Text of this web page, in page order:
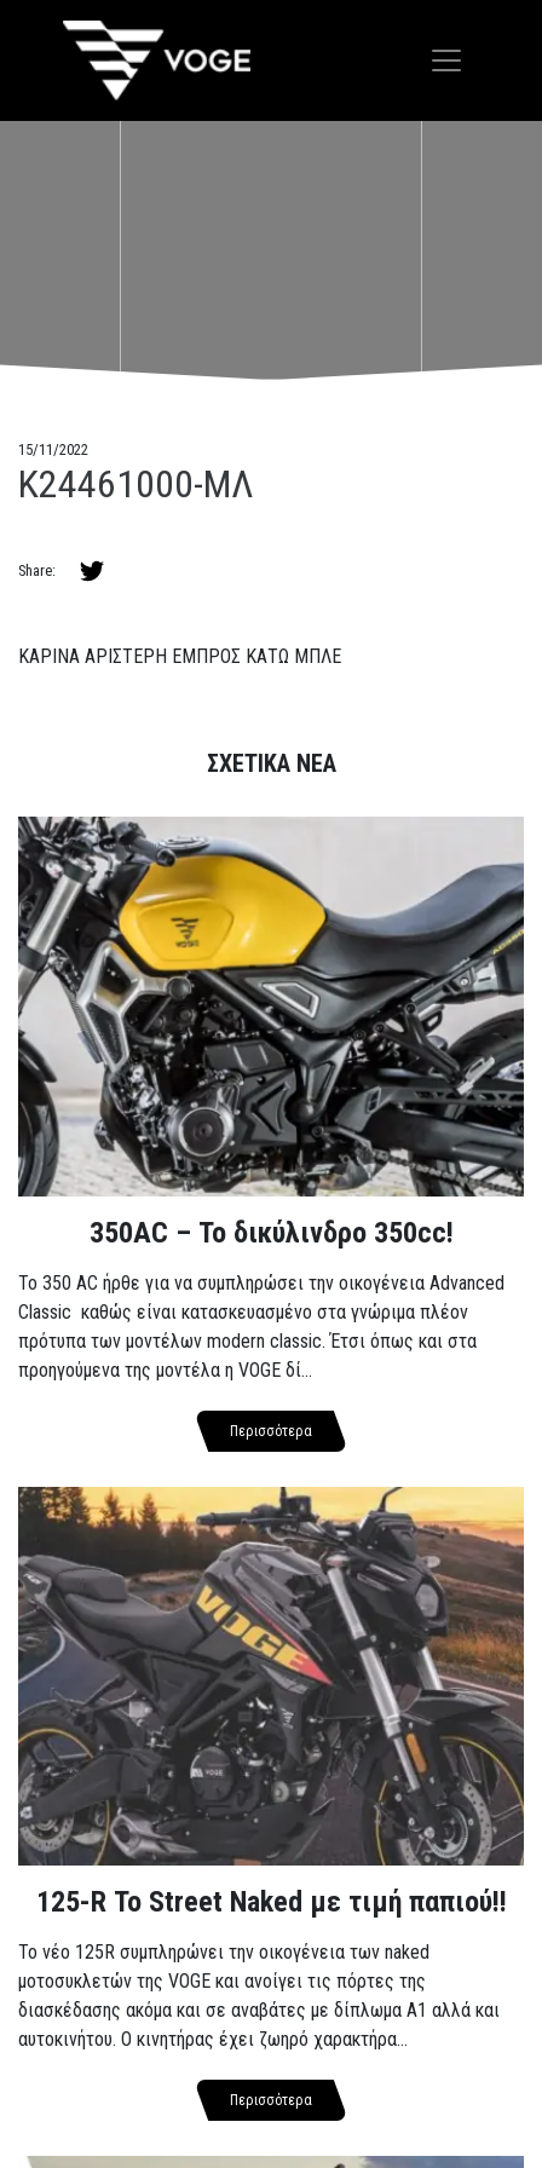
15/11/2022
K24461000-MΛ
Share:
ΚΑΡΙΝΑ ΑΡΙΣΤΕΡΗ ΕΜΠΡΟΣ ΚΑΤΩ ΜΠΛΕ
ΣΧΕΤΙΚΑ ΝΕΑ
350AC – Το δικύλινδρο 350cc!
To 350 AC ήρθε για να συμπληρώσει την οικογένεια Advanced
Classic καθώς είναι κατασκευασμένο στα γνώριμα πλέον
πρότυπα των μοντέλων modern classic. Έτσι όπως και στα
προηγούμενα της μοντέλα η VOGE δί...
Περισσότερα
125-R Το Street Naked με τιμή παπιού!!
Το νέο 125R συμπληρώνει την οικογένεια των naked
μοτοσυκλετών της VOGE και ανοίγει τις πόρτες της
διασκέδασης ακόμα και σε αναβάτες με δίπλωμα A1 αλλά και
αυτοκινήτου. Ο κινητήρας έχει ζωηρό χαρακτήρα...
Περισσότερα